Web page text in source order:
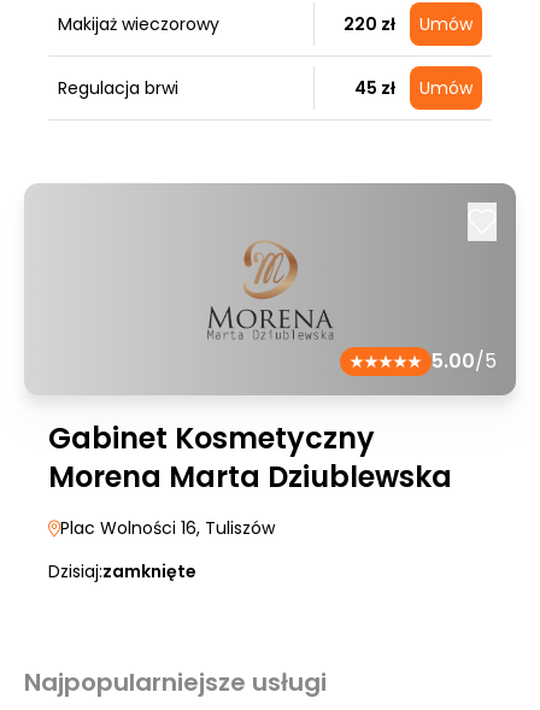
Makijaż wieczorowy 220 zł Umów
Regulacja brwi 45 zł Umów
5.00/5
Gabinet Kosmetyczny
Morena Marta Dziublewska
Plac Wolności 16, Tuliszów
Dzisiaj:zamknięte
Najpopularniejsze usługi